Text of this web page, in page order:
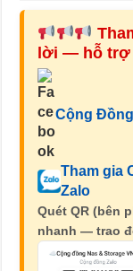
lời — hỗ trợ
Cộng
Tham gia
Zalo
Quét QR (bên
nhanh — trao